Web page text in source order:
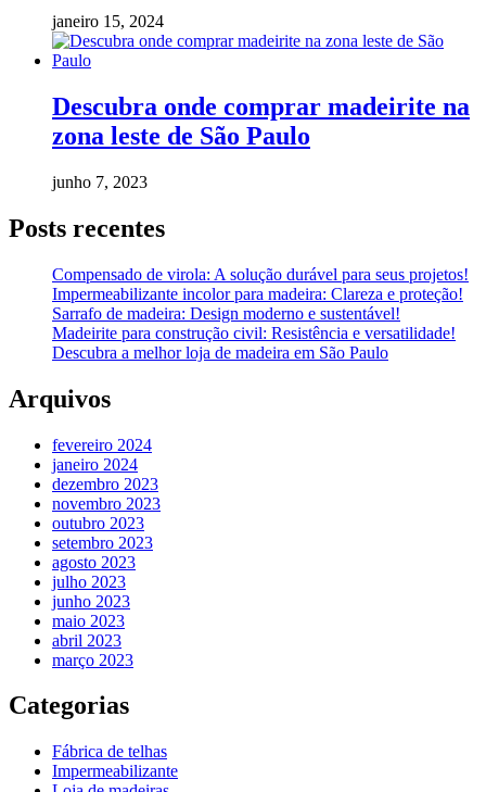
janeiro 15, 2024
Descubra onde comprar madeirite na
zona leste de São Paulo
junho 7, 2023
Posts recentes
Compensado de virola: A solução durável para seus projetos!
Impermeabilizante incolor para madeira: Clareza e proteção!
Sarrafo de madeira: Design moderno e sustentável!
Madeirite para construção civil: Resistência e versatilidade!
Descubra a melhor loja de madeira em São Paulo
Arquivos
fevereiro 2024
janeiro 2024
dezembro 2023
novembro 2023
outubro 2023
setembro 2023
agosto 2023
julho 2023
junho 2023
maio 2023
abril 2023
março 2023
Categorias
Fábrica de telhas
Impermeabilizante